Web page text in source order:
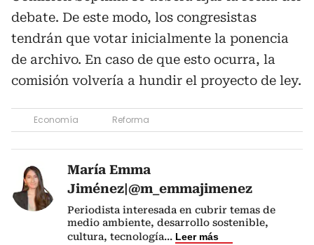
debate. De este modo, los congresistas
tendrán que votar inicialmente la ponencia
de archivo. En caso de que esto ocurra, la
comisión volvería a hundir el proyecto de ley.
Economía Reforma
María Emma
Jiménez|@m_emmajimenez
Periodista interesada en cubrir temas de
medio ambiente, desarrollo sostenible,
cultura, tecnología... Leer más